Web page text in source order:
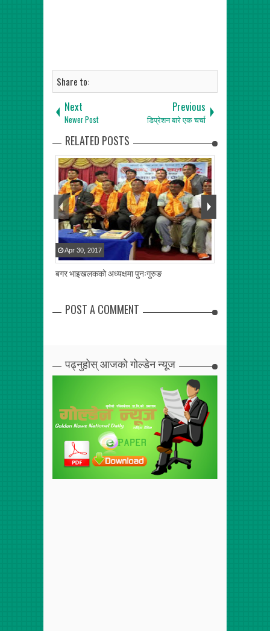
Share to:
Next
Newer Post
Previous
डिप्रेशन बारे एक चर्चा
RELATED POSTS
बगर भाइखलकको अध्यक्षमा पुनःगुरुङ
Apr 30 2017
POST A COMMENT
पढ्नुहोस् आजको गोल्डेन न्यूज